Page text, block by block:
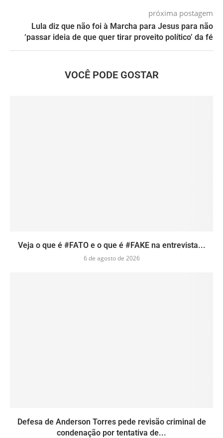
próxima postagem
Lula diz que não foi à Marcha para Jesus para não
‘passar ideia de que quer tirar proveito político’ da fé
VOCÊ PODE GOSTAR
Veja o que é #FATO e o que é #FAKE na entrevista...
6 de agosto de 2026
Defesa de Anderson Torres pede revisão criminal de
condenação por tentativa de...